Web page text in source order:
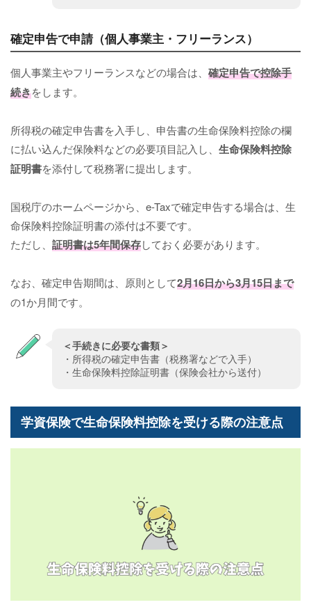
確定申告で申請（個人事業主・フリーランス）
個人事業主やフリーランスなどの場合は、 確定申告で控除手
続きをします。
所得税の確定申告書を入手し、申告書の生命保険料控除の欄
に払い込んだ保険料などの必要項目記入し、 生命保険料控除
証明書を添付して税務署に提出します。
国税庁のホームページから、e-Taxで確定申告する場合は、生
命保険料控除証明書の添付は不要です。
ただし、 証明書は5年間保存しておく必要があります。
なお、確定申告期間は、原則として2月16日から3月15日まで
の1か月間です。
＜手続きに必要な書類＞
・所得税の確定申告書（税務署などで入手）
・生命保険料控除証明書（保険会社から送付）
学資保険で生命保険料控除を受ける際の注意点